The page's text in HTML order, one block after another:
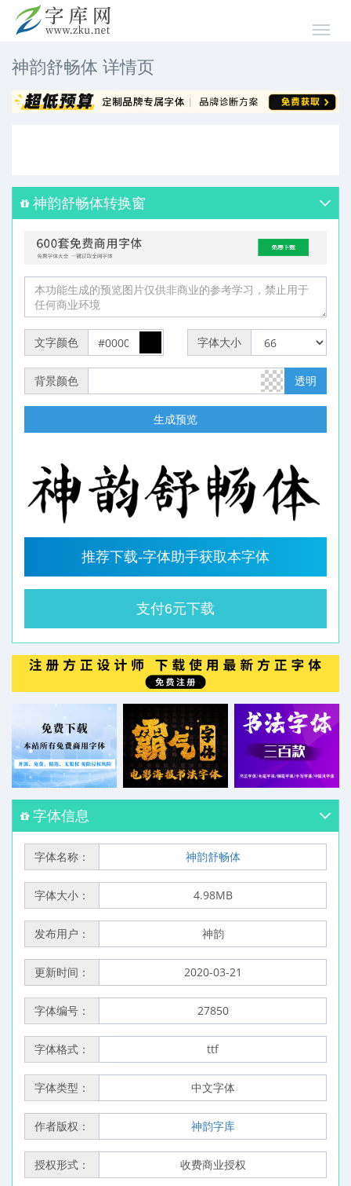
神韵舒畅体 详情页
神韵舒畅体转换窗
文字颜色 字体大小
背景颜色 透明
生成预览
推荐下载-字体助手获取本字体
支付6元下载
字体信息
字体名称： 神韵舒畅体
字体大小： 4.98MB
发布用户： 神韵
更新时间： 2020-03-21
字体编号： 27850
字体格式： ttf
字体类型： 中文字体
作者版权： 神韵字库
授权形式： 收费商业授权